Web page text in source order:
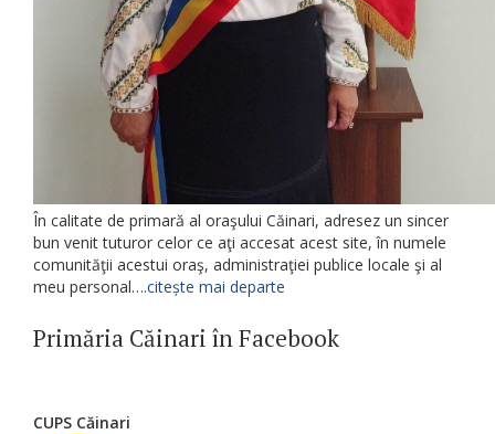
În calitate de primară al oraşului Căinari, adresez un sincer
bun venit tuturor celor ce aţi accesat acest site, în numele
comunităţii acestui oraş, administraţiei publice locale şi al
meu personal….citește mai departe
Primăria Căinari în Facebook
CUPS Căinari